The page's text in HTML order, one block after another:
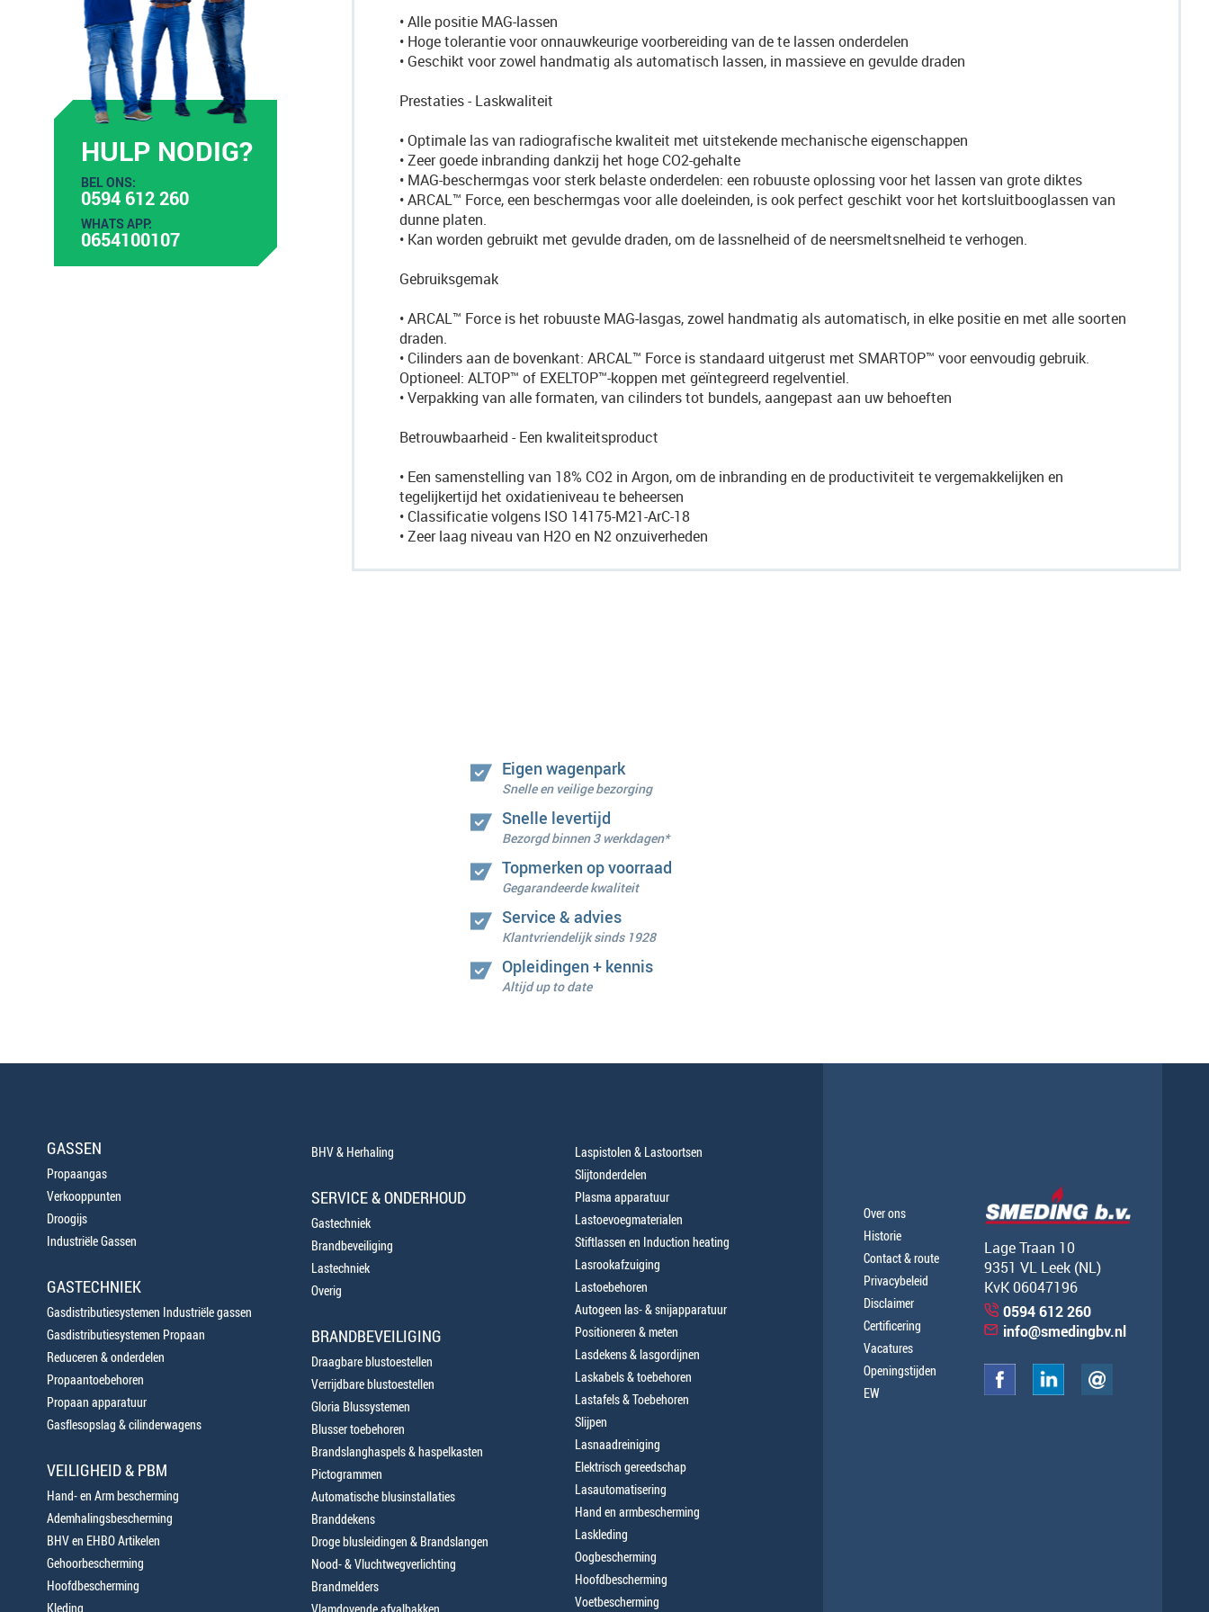
HULP NODIG?
BEL ONS:
0594 612 260
WHATS APP:
0654100107
• Alle positie MAG-lassen
• Hoge tolerantie voor onnauwkeurige voorbereiding van de te lassen onderdelen
• Geschikt voor zowel handmatig als automatisch lassen, in massieve en gevulde draden
Prestaties - Laskwaliteit
• Optimale las van radiografische kwaliteit met uitstekende mechanische eigenschappen
• Zeer goede inbranding dankzij het hoge CO2-gehalte
• MAG-beschermgas voor sterk belaste onderdelen: een robuuste oplossing voor het lassen van grote diktes
• ARCAL™ Force, een beschermgas voor alle doeleinden, is ook perfect geschikt voor het kortsluitbooglassen van
dunne platen.
• Kan worden gebruikt met gevulde draden, om de lassnelheid of de neersmeltsnelheid te verhogen.
Gebruiksgemak
• ARCAL™ Force is het robuuste MAG-lasgas, zowel handmatig als automatisch, in elke positie en met alle soorten
draden.
• Cilinders aan de bovenkant: ARCAL™ Force is standaard uitgerust met SMARTOP™ voor eenvoudig gebruik.
Optioneel: ALTOP™ of EXELTOP™-koppen met geïntegreerd regelventiel.
• Verpakking van alle formaten, van cilinders tot bundels, aangepast aan uw behoeften
Betrouwbaarheid - Een kwaliteitsproduct
• Een samenstelling van 18% CO2 in Argon, om de inbranding en de productiviteit te vergemakkelijken en
tegelijkertijd het oxidatieniveau te beheersen
• Classificatie volgens ISO 14175-M21-ArC-18
• Zeer laag niveau van H2O en N2 onzuiverheden
Eigen wagenpark
Snelle en veilige bezorging
Snelle levertijd
Bezorgd binnen 3 werkdagen*
Topmerken op voorraad
Gegarandeerde kwaliteit
Service & advies
Klantvriendelijk sinds 1928
Opleidingen + kennis
Altijd up to date
GASSEN
Propaangas
Verkooppunten
Droogijs
Industriële Gassen
GASTECHNIEK
Gasdistributiesystemen Industriële gassen
Gasdistributiesystemen Propaan
Reduceren & onderdelen
Propaantoebehoren
Propaan apparatuur
Gasflesopslag & cilinderwagens
VEILIGHEID & PBM
Hand- en Arm bescherming
Ademhalingsbescherming
BHV en EHBO Artikelen
Gehoorbescherming
Hoofdbescherming
Kleding
BHV & Herhaling
SERVICE & ONDERHOUD
Gastechniek
Brandbeveiliging
Lastechniek
Overig
BRANDBEVEILIGING
Draagbare blustoestellen
Verrijdbare blustoestellen
Gloria Blussystemen
Blusser toebehoren
Brandslanghaspels & haspelkasten
Pictogrammen
Automatische blusinstallaties
Branddekens
Droge blusleidingen & Brandslangen
Nood- & Vluchtwegverlichting
Brandmelders
Laspistolen & Lastoortsen
Slijtonderdelen
Plasma apparatuur
Lastoevoegmaterialen
Stiftlassen en Induction heating
Lasrookafzuiging
Lastoebehoren
Autogeen las- & snijapparatuur
Positioneren & meten
Lasdekens & lasgordijnen
Laskabels & toebehoren
Lastafels & Toebehoren
Slijpen
Lasnaadreiniging
Elektrisch gereedschap
Lasautomatisering
Hand en armbescherming
Laskleding
Oogbescherming
Hoofdbescherming
Voetbescherming
Over ons
Historie
Contact & route
Privacybeleid
Disclaimer
Certificering
Vacatures
Openingstijden
EW
Lage Traan 10
9351 VL Leek (NL)
KvK 06047196
0594 612 260
info@smedingbv.nl